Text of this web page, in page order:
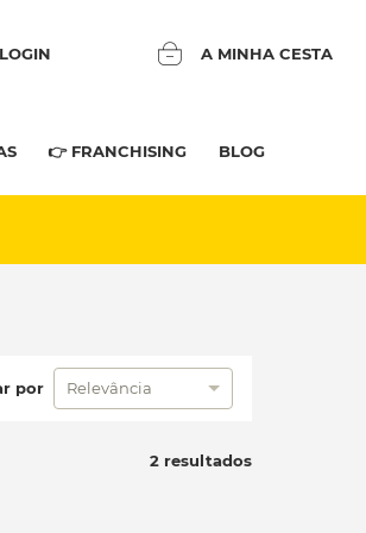
LOGIN A MINHA CESTA
👉 FRANCHISING BLOG
por Relevância
2 resultados